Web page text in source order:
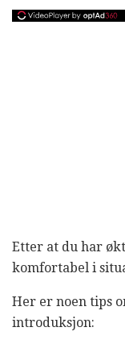
Etter at du har
komfortabel i
Her er noen tips
introduksjon: